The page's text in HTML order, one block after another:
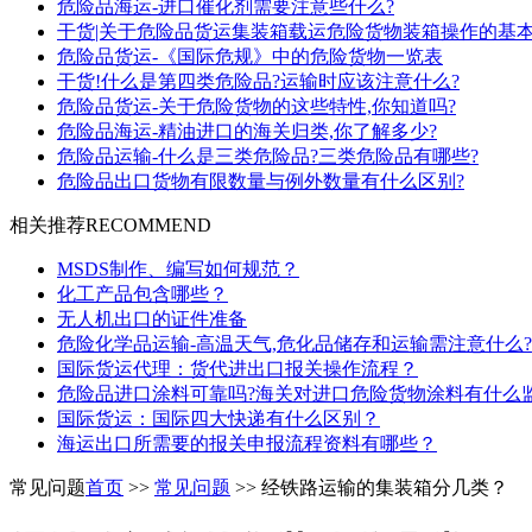
危险品海运-进口催化剂需要注意些什么?
干货|关于危险品货运集装箱载运危险货物装箱操作的基
危险品货运-《国际危规》中的危险货物一览表
干货!什么是第四类危险品?运输时应该注意什么?
危险品货运-关于危险货物的这些特性,你知道吗?
危险品海运-精油进口的海关归类,你了解多少?
危险品运输-什么是三类危险品?三类危险品有哪些?
危险品出口货物有限数量与例外数量有什么区别?
相关推荐RECOMMEND
MSDS制作、编写如何规范？
化工产品包含哪些？
无人机出口的证件准备
危险化学品运输-高温天气,危化品储存和运输需注意什么?
国际货运代理：货代进出口报关操作流程？
危险品进口涂料可靠吗?海关对进口危险货物涂料有什么
国际货运：国际四大快递有什么区别？
海运出口所需要的报关申报流程资料有哪些？
常见问题首页 >> 常见问题 >> 经铁路运输的集装箱分几类？